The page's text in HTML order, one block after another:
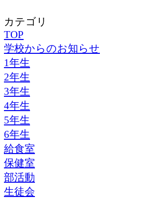
カテゴリ
TOP
学校からのお知らせ
1年生
2年生
3年生
4年生
5年生
6年生
給食室
保健室
部活動
生徒会